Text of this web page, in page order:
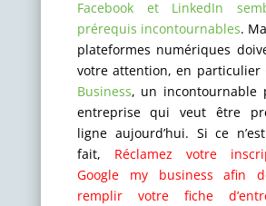
Facebook et LinkedIn
prérequis incontournables.
plateformes numériques
votre attention, en particulier
Business, un incontournable
entreprise qui veut être
ligne aujourd’hui. Si ce
fait, Réclamez votre
Google my business afin
remplir votre fiche